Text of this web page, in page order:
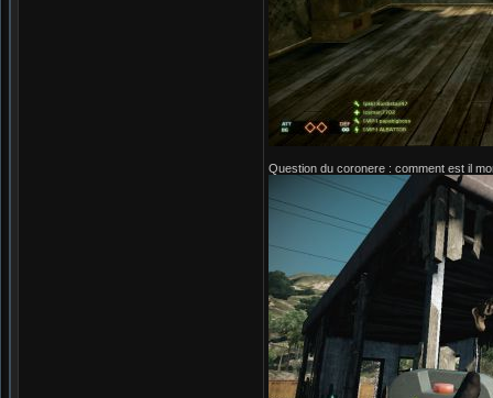
Question du coronere : comment est il